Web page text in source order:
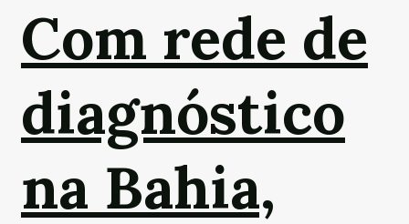
Com rede de
diagnóstico
na Bahia,